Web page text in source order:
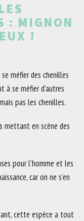
: MIGNON
!
méfier des chenilles
à se méfier d’autres
pas les chenilles.
mettant en scène des
pour l’homme et les
car on ne s’en
cette espèce a tout